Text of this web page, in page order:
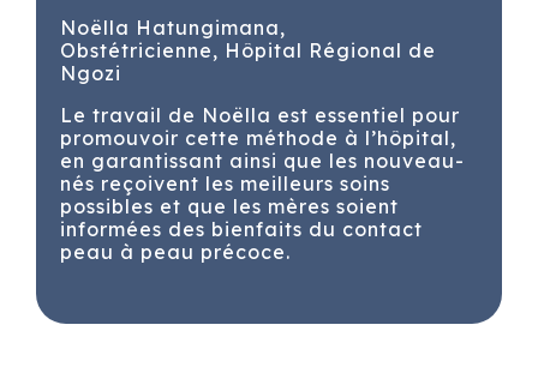
Noëlla Hatungimana,
Obstétricienne, Hôpital Régional de
Ngozi
Le travail de Noëlla est essentiel pour
promouvoir cette méthode à l’hôpital,
en garantissant ainsi que les nouveau-
nés reçoivent les meilleurs soins
possibles et que les mères soient
informées des bienfaits du contact
peau à peau précoce.